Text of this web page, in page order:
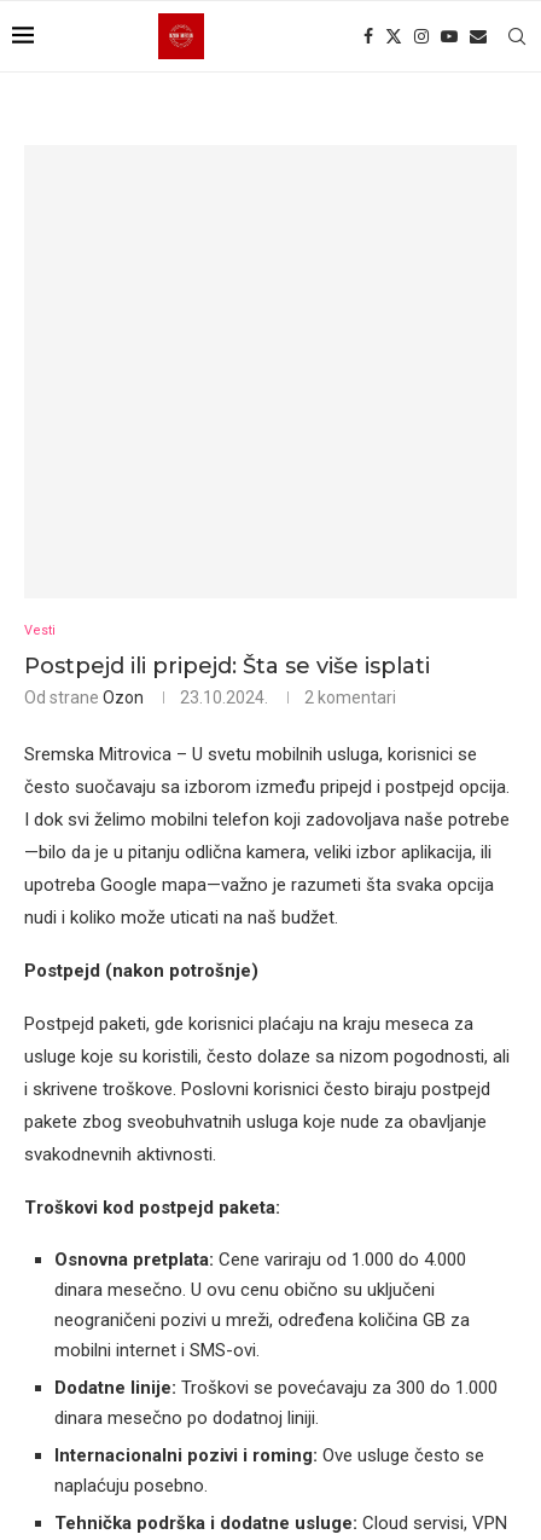
Vesti
Postpejd ili pripejd: Šta se više isplati
Od strane Ozon 23.10.2024. 2 komentari
Sremska Mitrovica – U svetu mobilnih usluga, korisnici se
često suočavaju sa izborom između pripejd i postpejd opcija.
I dok svi želimo mobilni telefon koji zadovoljava naše potrebe
—bilo da je u pitanju odlična kamera, veliki izbor aplikacija, ili
upotreba Google mapa—važno je razumeti šta svaka opcija
nudi i koliko može uticati na naš budžet.
Postpejd (nakon potrošnje)
Postpejd paketi, gde korisnici plaćaju na kraju meseca za
usluge koje su koristili, često dolaze sa nizom pogodnosti, ali
i skrivene troškove. Poslovni korisnici često biraju postpejd
pakete zbog sveobuhvatnih usluga koje nude za obavljanje
svakodnevnih aktivnosti.
Troškovi kod postpejd paketa:
Osnovna pretplata: Cene variraju od 1.000 do 4.000
dinara mesečno. U ovu cenu obično su uključeni
neograničeni pozivi u mreži, određena količina GB za
mobilni internet i SMS-ovi.
Dodatne linije: Troškovi se povećavaju za 300 do 1.000
dinara mesečno po dodatnoj liniji.
Internacionalni pozivi i roming: Ove usluge često se
naplaćuju posebno.
Tehnička podrška i dodatne usluge: Cloud servisi, VPN